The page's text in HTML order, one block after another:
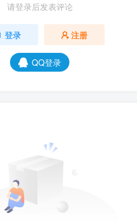
请登录后发表评论
登录 注册
QQ登录